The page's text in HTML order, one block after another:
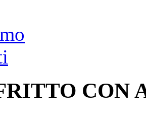
CON